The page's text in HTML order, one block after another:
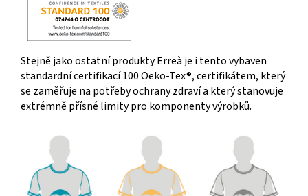
Stejně jako ostatní produkty Erreà je i tento vybaven
standardní certifikací 100 Oeko-Tex®, certifikátem, který
se zaměřuje na potřeby ochrany zdraví a který stanovuje
extrémně přísné limity pro komponenty výrobků.